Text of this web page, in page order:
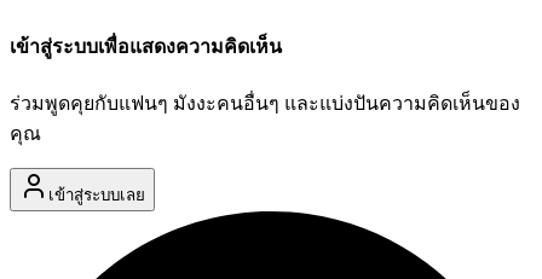
เข้าสู่ระบบเพื่อแสดงความคิดเห็น
ร่วมพูดคุยกับแฟนๆ มังงะคนอื่นๆ และแบ่งปันความคิดเห็นของ
คุณ
เข้าสู่ระบบเลย